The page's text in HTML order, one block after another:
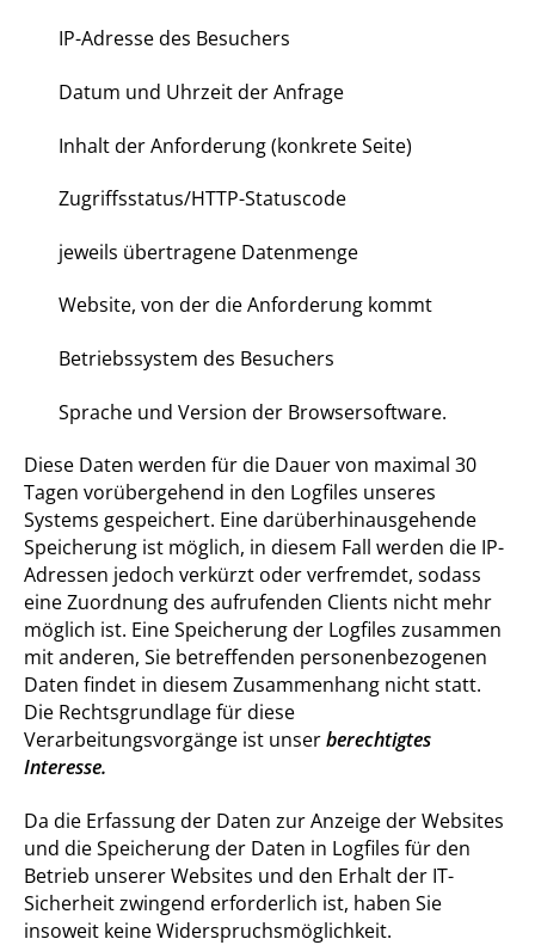
IP-Adresse des Besuchers
Datum und Uhrzeit der Anfrage
Inhalt der Anforderung (konkrete Seite)
Zugriffsstatus/HTTP-Statuscode
jeweils übertragene Datenmenge
Website, von der die Anforderung kommt
Betriebssystem des Besuchers
Sprache und Version der Browsersoftware.
Diese Daten werden für die Dauer von maximal 30
Tagen vorübergehend in den Logfiles unseres
Systems gespeichert. Eine darüberhinausgehende
Speicherung ist möglich, in diesem Fall werden die IP-
Adressen jedoch verkürzt oder verfremdet, sodass
eine Zuordnung des aufrufenden Clients nicht mehr
möglich ist. Eine Speicherung der Logfiles zusammen
mit anderen, Sie betreffenden personenbezogenen
Daten findet in diesem Zusammenhang nicht statt.
Die Rechtsgrundlage für diese
Verarbeitungsvorgänge ist unserberechtigtes
Interesse.
Da die Erfassung der Daten zur Anzeige der Websites
und die Speicherung der Daten in Logfiles für den
Betrieb unserer Websites und den Erhalt der IT-
Sicherheit zwingend erforderlich ist, haben Sie
insoweit keine Widerspruchsmöglichkeit.